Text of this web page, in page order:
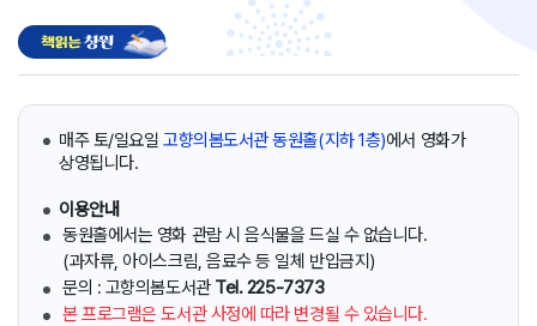
매주 토/일요일 고향의봄도서관 동원홀(지하 1층)에서 영화가
상영됩니다.
이용안내
동원홀에서는 영화 관람 시 음식물을 드실 수 없습니다.
(과자류, 아이스크림, 음료수 등 일체 반입금지)
문의 : 고향의봄도서관 Tel. 225-7373
본 프로그램은 도서관 사정에 따라 변경될 수 있습니다.